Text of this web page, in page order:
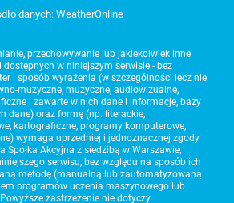
danych: WeatherOnline
przechowywanie lub jakiekolwiek inne
w niniejszym serwisie - bez
i sposób wyrażenia (w szczególności lecz nie
muzyczne, muzyczne, audiowizualne,
i zawarte w nich dane i informacje, bazy
dane) oraz formę (np. literackie,
kartograficzne, programy komputerowe,
wymaga uprzedniej i jednoznacznej zgody
Spółka Akcyjna z siedzibą w Warszawie,
serwisu, bez względu na sposób ich
metodę (manualną lub zautomatyzowaną
programów uczenia maszynowego lub
zastrzeżenie nie dotyczy